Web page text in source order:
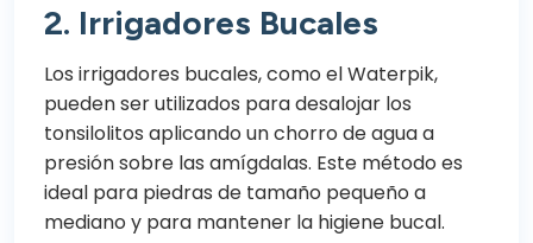
2. Irrigadores Bucales
Los irrigadores bucales, como el Waterpik,
pueden ser utilizados para desalojar los
tonsilolitos aplicando un chorro de agua a
presión sobre las amígdalas. Este método es
ideal para piedras de tamaño pequeño a
mediano y para mantener la higiene bucal.